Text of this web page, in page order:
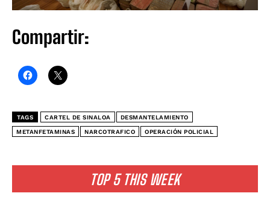
TOP 5 THIS WEEK
Compartir:
TAGS CARTEL DE SINALOA DESMANTELAMIENTO
METANFETAMINAS NARCOTRAFICO OPERACIÓN POLICIAL